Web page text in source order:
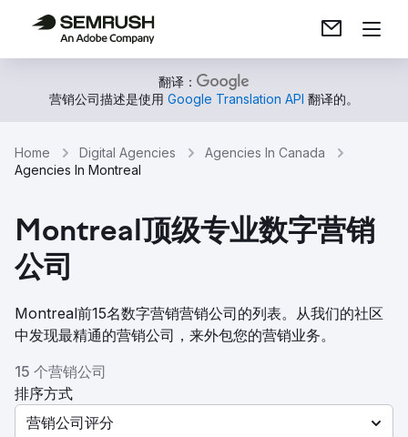
翻译：
营销公司描述是使用 Google Translation API 翻译的。
Home Digital Agencies
Agencies In Canada
Agencies In Montreal
Montreal顶级专业数字营销
公司
Montreal前15名数字营销营销公司的列表。从我们的社区
中发现最精通的营销公司，来外包您的营销业务。
15 个营销公司
排序方式
营销公司评分